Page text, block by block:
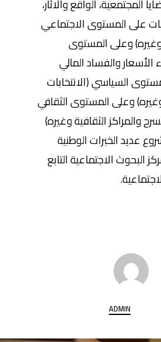
المجتمعية، الواقع والاثار،
على المستوى الاجتماعي
وعلى المستوى
والفساد المالي
السياسي (الانتخابات
وعلى المستوى الثقافي
والمراكز الثقافية وغيره)
عديد الخبرات الوطنية
البحوث الاجتماعية التابع
ADMIN